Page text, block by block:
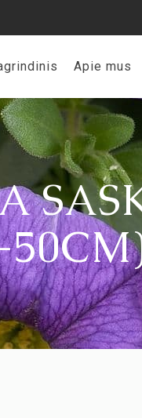
Apie mus